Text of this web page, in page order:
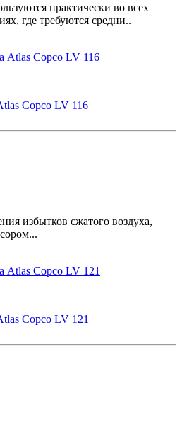
практически во всех
где требуются средни..
Copco LV 116
избытков сжатого воздуха,
Copco LV 121